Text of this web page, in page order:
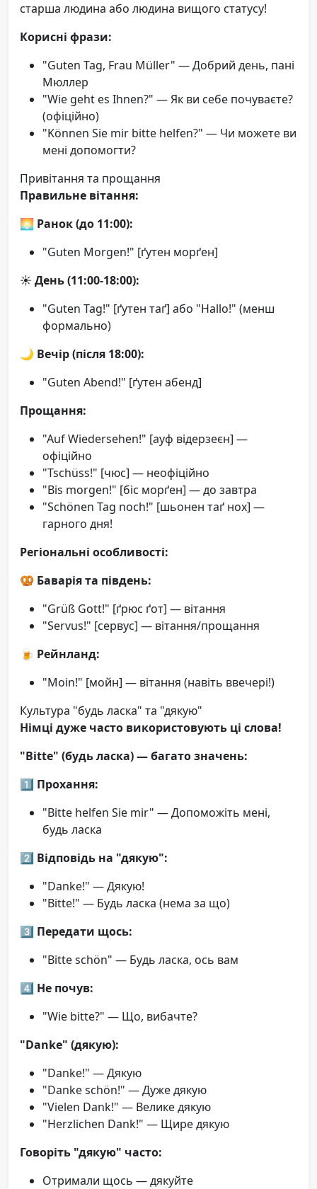
старша людина або людина вищого статусу!
Корисні фрази:
"Guten Tag, Frau Müller" — Добрий день, пані
Мюллер
"Wie geht es Ihnen?" — Як ви себе почуваєте?
(офіційно)
"Können Sie mir bitte helfen?" — Чи можете ви
мені допомогти?
Привітання та прощання
Правильне вітання:
🌅 Ранок (до 11:00):
"Guten Morgen!" [ґутен морґен]
☀️ День (11:00-18:00):
"Guten Tag!" [ґутен таґ] або "Hallo!" (менш
формально)
🌙 Вечір (після 18:00):
"Guten Abend!" [ґутен абенд]
Прощання:
"Auf Wiedersehen!" [ауф відерзеєн] —
офіційно
"Tschüss!" [чюс] — неофіційно
"Bis morgen!" [біс морґен] — до завтра
"Schönen Tag noch!" [шьонен таґ нох] —
гарного дня!
Регіональні особливості:
🥨 Баварія та південь:
"Grüß Gott!" [ґрюс ґот] — вітання
"Servus!" [сервус] — вітання/прощання
🍺 Рейнланд:
"Moin!" [мойн] — вітання (навіть ввечері!)
Культура "будь ласка" та "дякую"
Німці дуже часто використовують ці слова!
"Bitte" (будь ласка) — багато значень:
1️⃣ Прохання:
"Bitte helfen Sie mir" — Допоможіть мені,
будь ласка
2️⃣ Відповідь на "дякую":
"Danke!" — Дякую!
"Bitte!" — Будь ласка (нема за що)
3️⃣ Передати щось:
"Bitte schön" — Будь ласка, ось вам
4️⃣ Не почув:
"Wie bitte?" — Що, вибачте?
"Danke" (дякую):
"Danke!" — Дякую
"Danke schön!" — Дуже дякую
"Vielen Dank!" — Велике дякую
"Herzlichen Dank!" — Щире дякую
Говоріть "дякую" часто:
Отримали щось — дякуйте